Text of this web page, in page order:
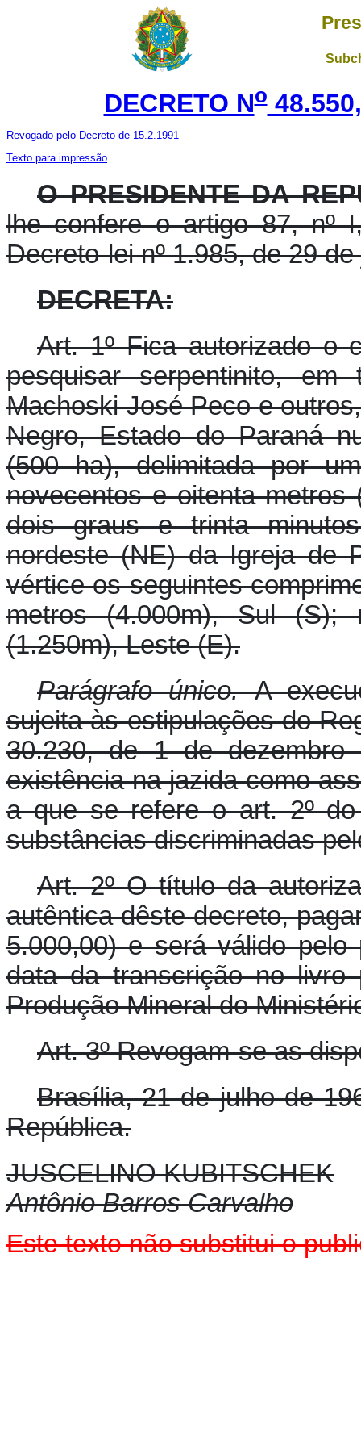
DECRETO No
Revogado pelo Decreto de 15.2.1991
Texto para impressão
O PRESIDENTE DA
lhe confere o artigo 87, nº
Decreto-lei nº 1.985, de 29
DECRETA:
Art. 1º Fica autorizado o
pesquisar serpentinito,
Machoski José Peco e
Negro, Estado do Paraná
(500 ha), delimitada por
novecentos e oitenta
dois graus e trinta
nordeste (NE) da Igreja de
vértice os seguintes
metros (4.000m), Sul (S);
(1.250m), Leste (E).
Parágrafo único.A
sujeita às estipulações do
30.230, de 1 de
existência na jazida como
a que se refere o art. 2º
substâncias discriminadas
Art. 2º O título da
autêntica dêste decreto,
5.000,00) e será válido
data da transcrição no livro
Produção Mineral do
Art. 3º Revogam-se as
Brasília, 21 de julho de
República.
JUSCELINO KUBITSCHEK
Antônio Barros Carvalho
Este texto não substitui o